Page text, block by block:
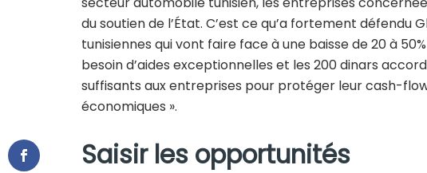
du soutien de l’État. C’est ce qu’a fortement défendu
tunisiennes qui vont faire face à une baisse de 20 à
besoin d’aides exceptionnelles et les 200 dinars
suffisants aux entreprises pour protéger leur cash-
économiques ».
Saisir les opportunités